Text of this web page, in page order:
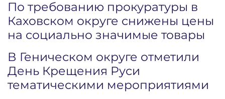
По требованию прокуратуры в
Каховском округе снижены цены
на социально значимые товары
В Геническом округе отметили
День Крещения Руси
тематическими мероприятиями